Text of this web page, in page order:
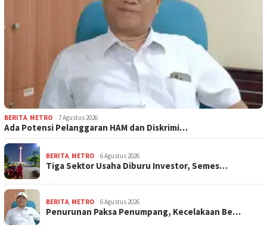
BERITA, METRO 7 Agustus 2026
Ada Potensi Pelanggaran HAM dan Diskrimi…
BERITA, METRO 6 Agustus 2026
Tiga Sektor Usaha Diburu Investor, Semes…
BERITA, METRO 6 Agustus 2026
Penurunan Paksa Penumpang, Kecelakaan Be…